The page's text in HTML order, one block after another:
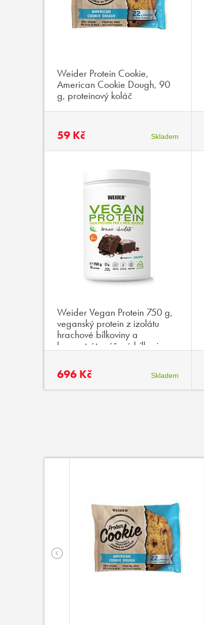
Weider Protein Cookie,
American Cookie Dough, 90
g, proteinový koláč
59 Kč Skladem
Weider Vegan Protein 750 g,
veganský protein z izolátu
hrachové bílkoviny a
koncentrátu rýžové bílkoviny
696 Kč Skladem